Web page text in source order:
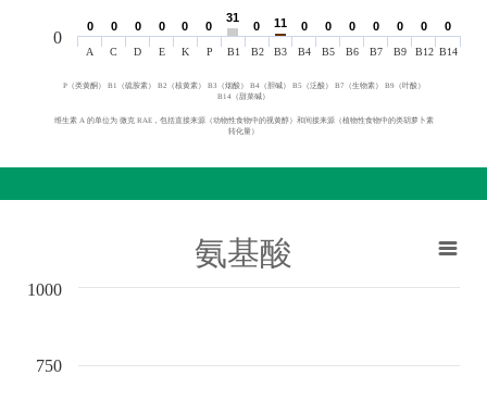
0
0 0
0 0
0 0
0 0
0 0
0
31
31
0
0 11
11 0
0 0
0 0
0 0
0 0
0 0
0 0
0
A C D E K P B1 B2 B3 B4 B5 B6 B7 B9 B12 B14
0
P（类黄酮） B1（硫胺素） B2（核黄素） B3（烟酸） B4（胆碱） B5（泛酸） B7（生物素） B9（叶酸）
B14（甜菜碱）
维生素 A 的单位为 微克 RAE，包括直接来源（动物性食物中的视黄醇）和间接来源（植物性食物中的类胡萝卜素
转化量）
氨基酸
750
1000